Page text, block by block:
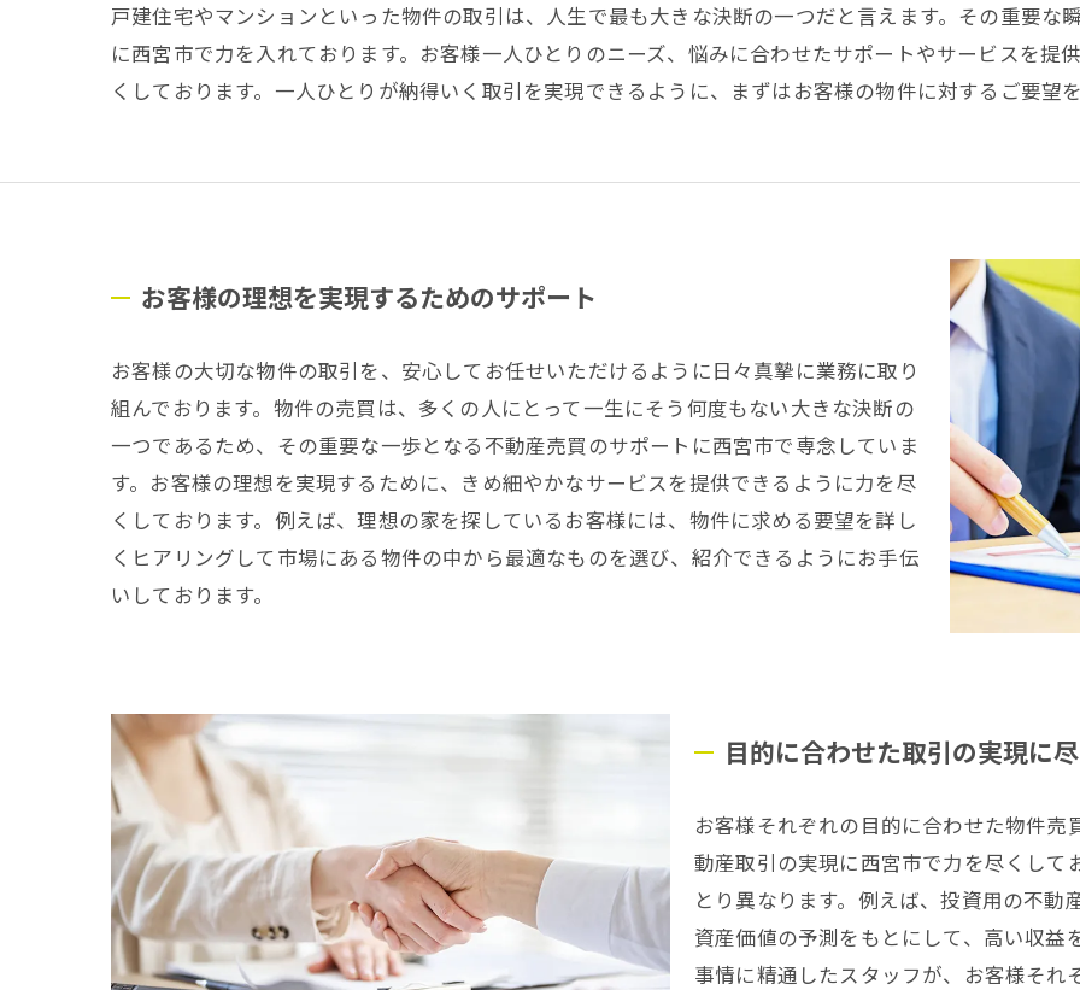
戸建住宅やマンションといった物件の取引は、人生で最も大きな決断の一つだと言えます。その重要な
に西宮市で力を入れております。お客様一人ひとりのニーズ、悩みに合わせたサポートやサービスを提
くしております。一人ひとりが納得いく取引を実現できるように、まずはお客様の物件に対するご要望
お客様の理想を実現するためのサポート
お客様の大切な物件の取引を、安心してお任せいただけるように日々真摯に業務に取り
組んでおります。物件の売買は、多くの人にとって一生にそう何度もない大きな決断の
一つであるため、その重要な一歩となる不動産売買のサポートに西宮市で専念していま
す。お客様の理想を実現するために、きめ細やかなサービスを提供できるように力を尽
くしております。例えば、理想の家を探しているお客様には、物件に求める要望を詳し
くヒアリングして市場にある物件の中から最適なものを選び、紹介できるようにお手伝
いしております。
目的に合わせた取引の実現に
お客様それぞれの目的に合わせた物件
動産取引の実現に西宮市で力を尽くし
とり異なります。例えば、投資用の不
資産価値の予測をもとにして、高い収
事情に精通したスタッフが、お客様そ